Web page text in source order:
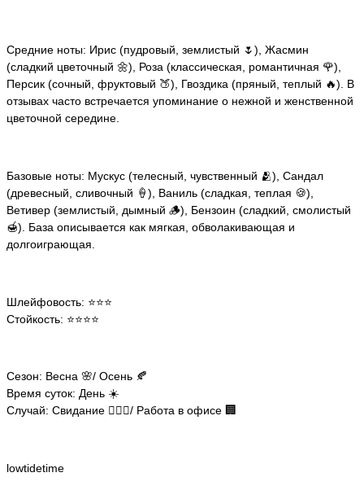
Средние ноты: Ирис (пудровый, землистый 🌷), Жасмин
(сладкий цветочный 🌼), Роза (классическая, романтичная 🌹),
Персик (сочный, фруктовый 🍑), Гвоздика (пряный, теплый 🔥). В
отзывах часто встречается упоминание о нежной и женственной
цветочной середине.
Базовые ноты: Мускус (телесный, чувственный 🫂), Сандал
(древесный, сливочный 🍦), Ваниль (сладкая, теплая 🍪),
Ветивер (землистый, дымный 🪵), Бензоин (сладкий, смолистый
🍯). База описывается как мягкая, обволакивающая и
долгоиграющая.
Шлейфовость: ⭐️⭐️⭐️
Стойкость: ⭐️⭐️⭐️⭐️
Сезон: Весна 🌸/ Осень 🍂
Время суток: День ☀️
Случай: Свидание 👩‍❤️‍👨/ Работа в офисе 🏢
lowtidetime